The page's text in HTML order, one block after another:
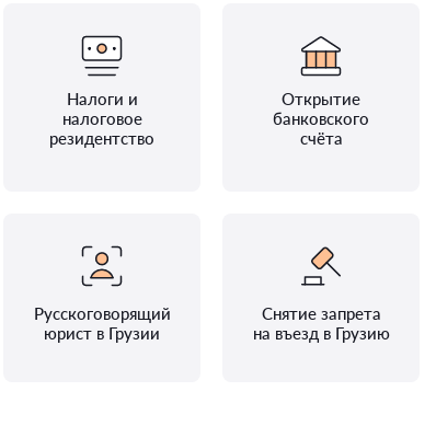
Налоги и
налоговое
резидентство
Открытие
банковского
счёта
Русскоговорящий
юрист в Грузии
Снятие запрета
на въезд в Грузию